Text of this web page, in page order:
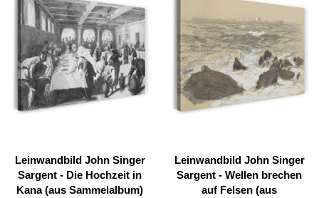
Leinwandbild John Singer
Sargent - Die Hochzeit in
Kana (aus Sammelalbum)
Leinwandbild John Singer
Sargent - Wellen brechen
auf Felsen (aus